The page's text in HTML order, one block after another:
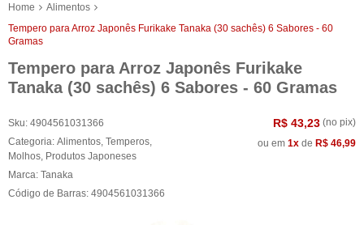
Home
Alimentos
Tempero para Arroz Japonês Furikake Tanaka (30 sachês) 6 Sabores - 60
Gramas
Tempero para Arroz Japonês Furikake
Tanaka (30 sachês) 6 Sabores - 60 Gramas
Sku: 4904561031366
Categoria: Alimentos Temperos
Molhos Produtos Japoneses
Marca: Tanaka
Código de Barras: 4904561031366
R$ 43,23 (no pix)
ou em 1x de R$ 46,99